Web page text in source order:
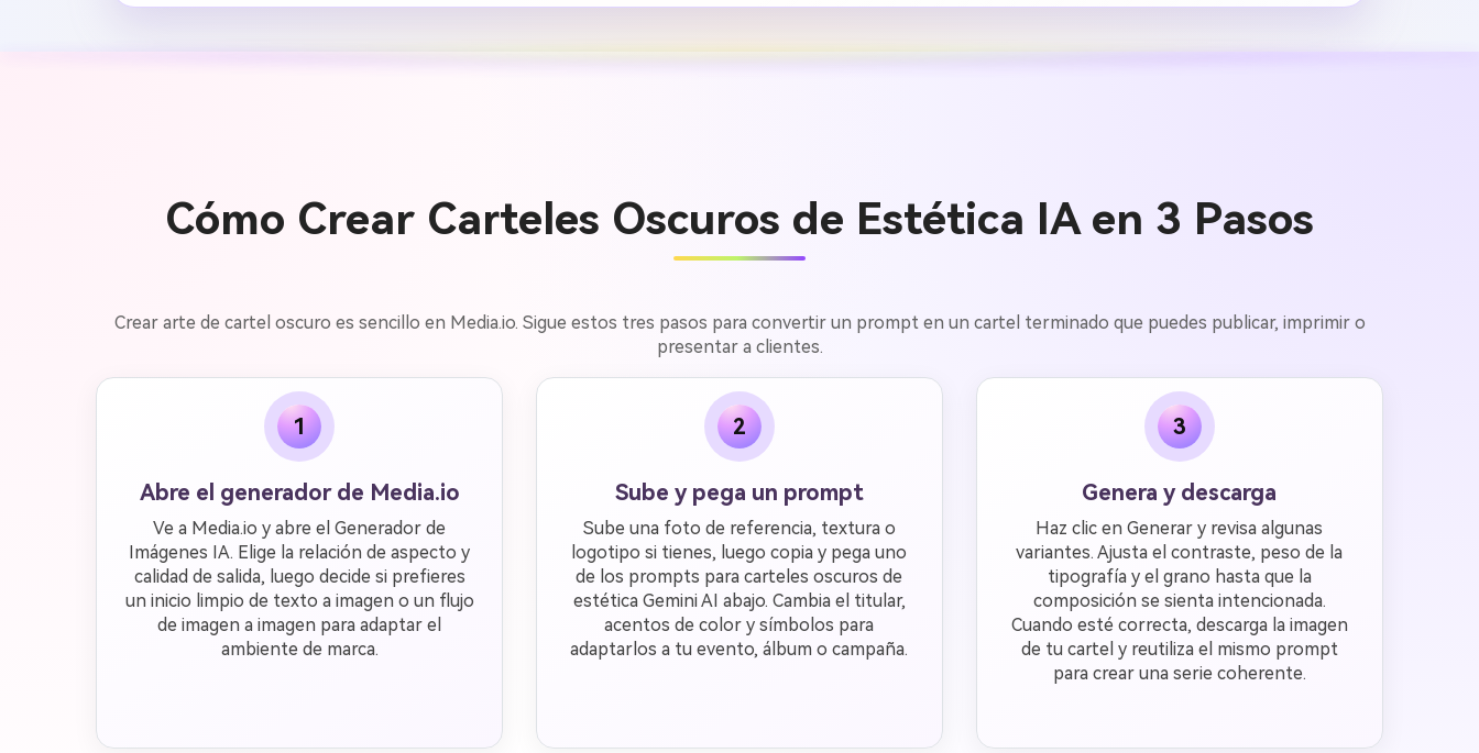
Cómo Crear Carteles Oscuros de Estética IA en 3 Pasos
Crear arte de cartel oscuro es sencillo en Media.io. Sigue estos tres pasos para convertir un prompt en un cartel terminado que puedes publicar, imprimir o
presentar a clientes.
1
Abre el generador de Media.io
Ve a Media.io y abre el Generador de
Imágenes IA. Elige la relación de aspecto y
calidad de salida, luego decide si prefieres
un inicio limpio de texto a imagen o un flujo
de imagen a imagen para adaptar el
ambiente de marca.
2
Sube y pega un prompt
Sube una foto de referencia, textura o
logotipo si tienes, luego copia y pega uno
de los prompts para carteles oscuros de
estética Gemini AI abajo. Cambia el titular,
acentos de color y símbolos para
adaptarlos a tu evento, álbum o campaña.
3
Genera y descarga
Haz clic en Generar y revisa algunas
variantes. Ajusta el contraste, peso de la
tipografía y el grano hasta que la
composición se sienta intencionada.
Cuando esté correcta, descarga la imagen
de tu cartel y reutiliza el mismo prompt
para crear una serie coherente.